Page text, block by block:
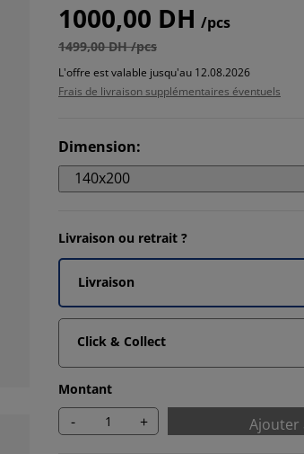
1000,00 DH /pcs
1499,00 DH /pcs
L'offre est valable jusqu'au 12.08.2026
Frais de livraison supplémentaires éventuels
Dimension:
140x200
Livraison ou retrait ?
Livraison
Click & Collect
Montant
- + Ajouter